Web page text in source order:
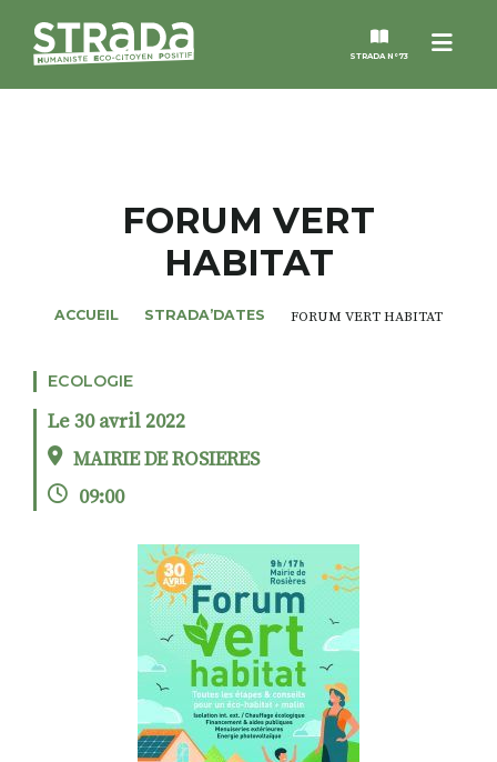
Menu
STRADA N°73
MAGAZINES
ROSÉE DE MAI
RECHERCHER
S'ABONNER
S'INSCRIRE À LA NEWSLETTER
FACEBOOKINSTAGRAMLINKEDINYOUTUBE
FORUM VERT
HABITAT
ACCUEIL STRADA’DATES FORUM VERT HABITAT
ECOLOGIE
Le 30 avril 2022
MAIRIE DE ROSIERES
09:00